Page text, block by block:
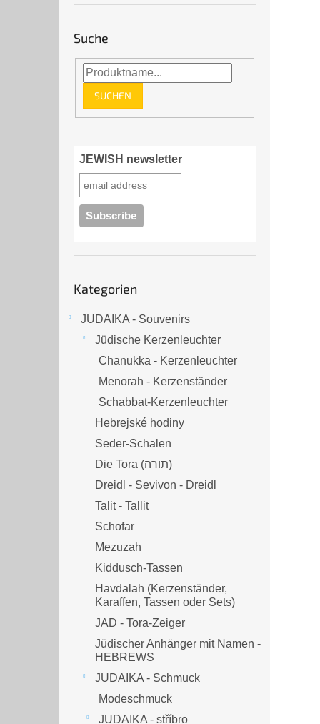
Suche
SUCHEN
JEWISH newsletter
überspringen
Kategorien
JUDAIKA - Souvenirs
Jüdische Kerzenleuchter
Chanukka - Kerzenleuchter
Menorah - Kerzenständer
Schabbat-Kerzenleuchter
Hebrejské hodiny
Seder-Schalen
Die Tora (תורה)
Dreidl - Sevivon - Dreidl
Talit - Tallit
Schofar
Mezuzah
Kiddusch-Tassen
Havdalah (Kerzenständer,
Karaffen, Tassen oder Sets)
JAD - Tora-Zeiger
Jüdischer Anhänger mit Namen -
HEBREWS
JUDAIKA - Schmuck
Modeschmuck
JUDAIKA - stříbro